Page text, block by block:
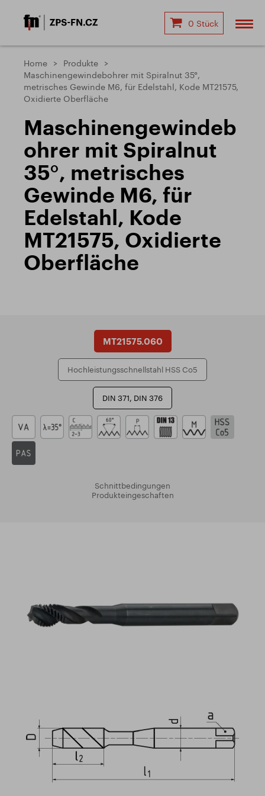
0 Stück
Home
Produkte
Maschinengewindebohrer mit Spiralnut 35°,
metrisches Gewinde M6, für Edelstahl, Kode MT21575,
Oxidierte Oberfläche
Maschinengewindeb
ohrer mit Spiralnut
35°, metrisches
Gewinde M6, für
Edelstahl, Kode
MT21575, Oxidierte
Oberfläche
MT21575.060
Hochleistungsschnellstahl HSS Co5
DIN 371, DIN 376
Schnittbedingungen
Produkteingeschaften